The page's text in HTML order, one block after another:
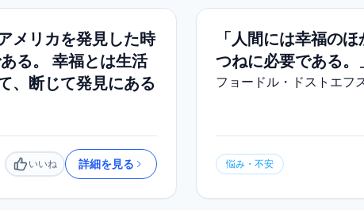
メリカを発見した時
る。 幸福とは生活
、断じて発見にある
いいね
いいね 詳細を見る
「人間には幸福の
つねに必要である。
フョードル・ドストエフ
悩み・不安